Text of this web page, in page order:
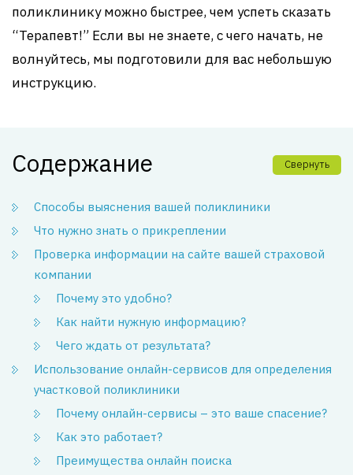
поликлинику можно быстрее, чем успеть сказать
“Терапевт!” Если вы не знаете, с чего начать, не
волнуйтесь, мы подготовили для вас небольшую
инструкцию.
Содержание Свернуть
Способы выяснения вашей поликлиники
Что нужно знать о прикреплении
Проверка информации на сайте вашей страховой
компании
Почему это удобно?
Как найти нужную информацию?
Чего ждать от результата?
Использование онлайн-сервисов для определения
участковой поликлиники
Почему онлайн-сервисы – это ваше спасение?
Как это работает?
Преимущества онлайн поиска